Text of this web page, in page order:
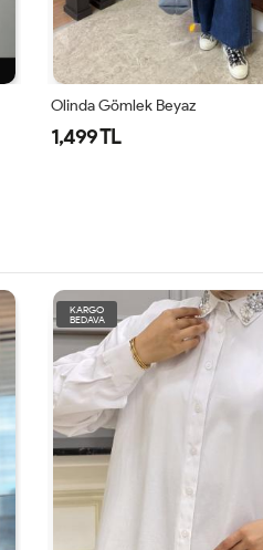
Loren Gömlek Lacivert
1,499 TL
KARGO
BEDAVA